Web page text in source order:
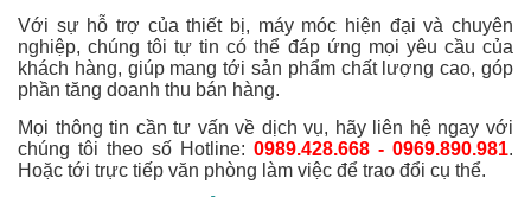
Với sự hỗ trợ của thiết bị, máy móc hiện đại và chuyên
nghiệp, chúng tôi tự tin có thể đáp ứng mọi yêu cầu của
khách hàng, giúp mang tới sản phẩm chất lượng cao, góp
phần tăng doanh thu bán hàng.
Mọi thông tin cần tư vấn về dịch vụ, hãy liên hệ ngay với
chúng tôi theo số Hotline: 0989.428.668 - 0969.890.981.
Hoặc tới trực tiếp văn phòng làm việc để trao đổi cụ thể.